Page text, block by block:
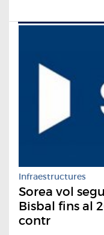
Infraestructures
Sorea vol
Bisbal fins al
contr